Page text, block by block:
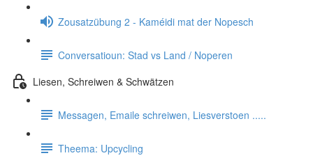
Zousatzübung 2 - Kaméidi mat der Nopesch
Conversatioun: Stad vs Land / Noperen
Liesen, Schreiwen & Schwätzen
Messagen, Emaile schreiwen, Liesverstoen .....
Theema: Upcycling